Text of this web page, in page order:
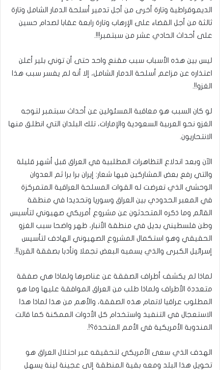
الديموقراطية وتارة أخرى من أجل تدمير أسلحة الدمار الشامل وتارة
ثالثة من أجل القضاء على الإرهاب وتارة رابعة عقابا لصدام حسين
على أحداث الحادي عشر من سبتمبر!!!.
ليس بين هذه الأسباب سبب مقنع واحد حتى أن توني بلير أعلن
اعتذاره عن مزاعم أسلحة الدمار الشامل، إلا أنه لم يفسر سبب هذا
الغزو!!.
لو كان السبب هو معاقبة المسئولين عن أحداث سبتمبر لتوجه
الغزو نحو العربية السعودية والإمارات، تلك البلدان التي انطلق منها
الانتحاريون.
الآن وبعد اندلاع التظاهرات المطلبية في العراق قبل أشهر قليلة
والتي رفع بعض المشاركين فيها شعار: إيران برا برا ثم العدوان
الوحشي الذي تعرضت له القوات المسلحة العراقية المتمركزة
في المعبر الحدودي بين العراق وسوريا وتحديدا في منطقة
القائم وما ذكره المتحدثون عن مشروع أمريكي صهيوني لتأسيس
وطن فلسطيني بديل في منطقة الأنبار، ظهر واضحا سبب الغزو
الحقيقي وهو استكمال المشروع الصهيوني الهادف لتأسيس
إسرائيل الكبرى والذي يسميه البعض تجملا وتأدبا بصفقة القرن!!.
لماذا لم يكشف أطراف الصفقة عن عناصرها ولماذا هي صفقة
متعددة الأطراف ولماذا طلب من العراق الموافقة عليها وما هو
المطلوب عراقيا لاتمام هذه الصفقة، والأهم من هذا لماذا هذا
الاستعجال في التنفيذ واستخدام كل الأدوات الممكنة كما قالت
المندوبة الأمريكية في الأمم المتحدة؟!.
الهدف الذي سعى الأمريكي لتحقيقه عبر احتلال العراق هو
تحويل هذا البلد ومعه بقية المنطقة إلى عجينة لينة يسهل